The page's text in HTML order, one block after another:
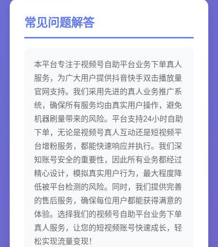
常见问题解答
本平台专注于视频号自助平台业务下单真人
服务，为广大用户提供抖音快手双击播放量
官网支持。我们采用先进的真人业务推广系
统，确保所有服务均由真实用户操作，避免
机器刷量带来的风险。平台支持24小时自助
下单，无论是视频号真人互动还是短视频平
台增粉服务，都能快速响应并执行。我们深
知账号安全的重要性，因此所有业务都经过
精心设计，模拟真实用户行为，最大程度降
低被平台检测的风险。同时，我们提供完善
的售后服务，确保每位用户都能获得满意的
体验。选择我们的视频号自助平台业务下单
真人服务，让您的短视频账号快速成长，轻
松实现流量变现！